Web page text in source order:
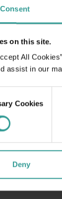
Consent
on this site.
All
assist in our
Cookies
Deny
Die
Ihrer